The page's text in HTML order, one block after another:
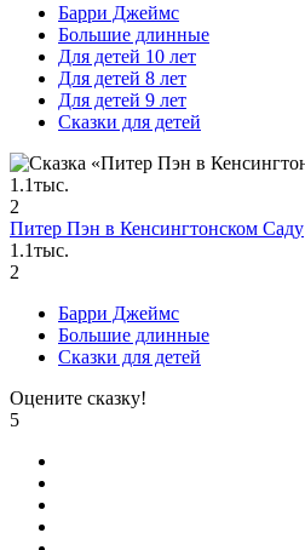
Барри Джеймс
Большие длинные
Для детей 10 лет
Для детей 8 лет
Для детей 9 лет
Сказки для детей
1.1тыс.
2
Питер Пэн в Кенсингтонском Саду
1.1тыс.
2
Барри Джеймс
Большие длинные
Сказки для детей
Оцените сказку!
5